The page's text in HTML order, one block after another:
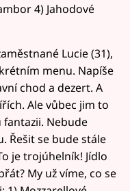
4) Jahodové
Lucie (31),
menu. Napíše
chod a dezert. A
Ale vůbec jim to
Nebude
Řešit se bude stále
je trojúhelník! Jídlo
My už víme, co se